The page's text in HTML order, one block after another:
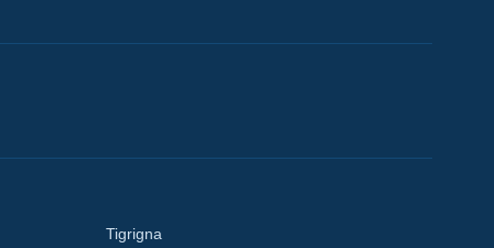
Tigrigna